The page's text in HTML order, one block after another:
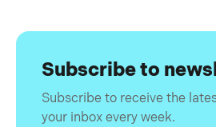
Subscribe to
Subscribe to receive the
your inbox every week.